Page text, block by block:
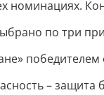
номинациях.
по три
победителем
– защита